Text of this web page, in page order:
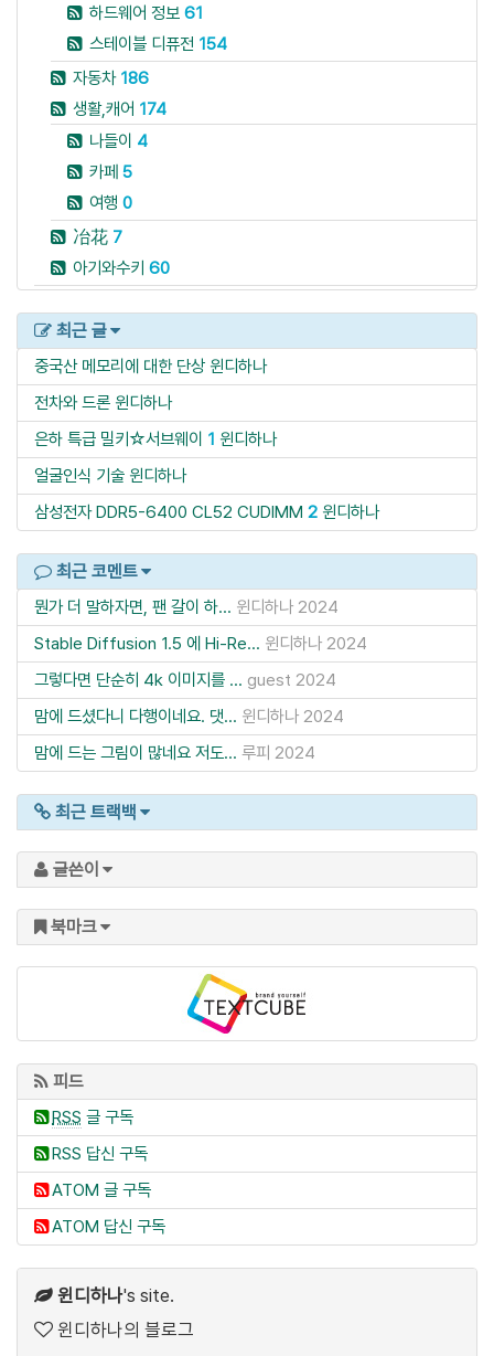
하드웨어 정보 61
스테이블 디퓨전 154
자동차 186
생활,캐어 174
나들이 4
카페 5
여행 0
冶花 7
아기와수키 60
최근 글
중국산 메모리에 대한 단상 윈디하나
전차와 드론 윈디하나
은하 특급 밀키☆서브웨이 1 윈디하나
얼굴인식 기술 윈디하나
삼성전자 DDR5-6400 CL52 CUDIMM 2 윈디하나
최근 코멘트
뭔가 더 말하자면, 팬 갈이 하... 윈디하나 2024
Stable Diffusion 1.5 에 Hi-Re... 윈디하나 2024
그렇다면 단순히 4k 이미지를 ... guest 2024
맘에 드셨다니 다행이네요. 댓... 윈디하나 2024
맘에 드는 그림이 많네요 저도... 루피 2024
최근 트랙백
글쓴이
북마크
피드
RSS 글 구독
RSS 답신 구독
ATOM 글 구독
ATOM 답신 구독
윈디하나's site.
윈디하나의 블로그